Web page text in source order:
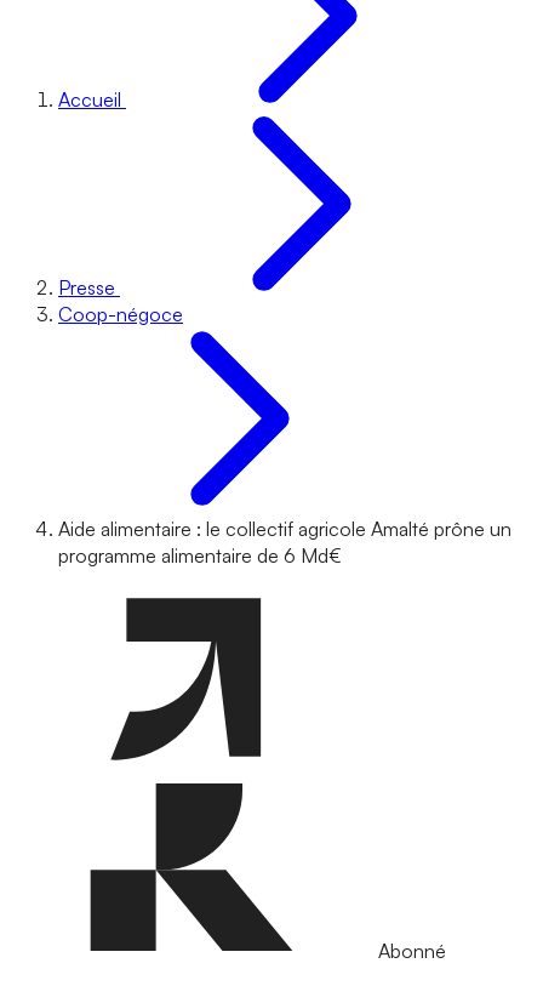
Accueil
Presse
Coop-négoce
Aide alimentaire : le collectif agricole Amalté prône un
programme alimentaire de 6 Md€
Abonné